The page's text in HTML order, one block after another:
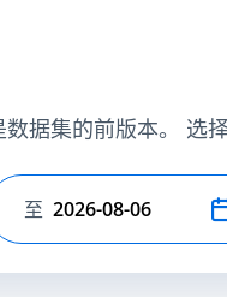
据集的前版本。 选
选择结束日期
至